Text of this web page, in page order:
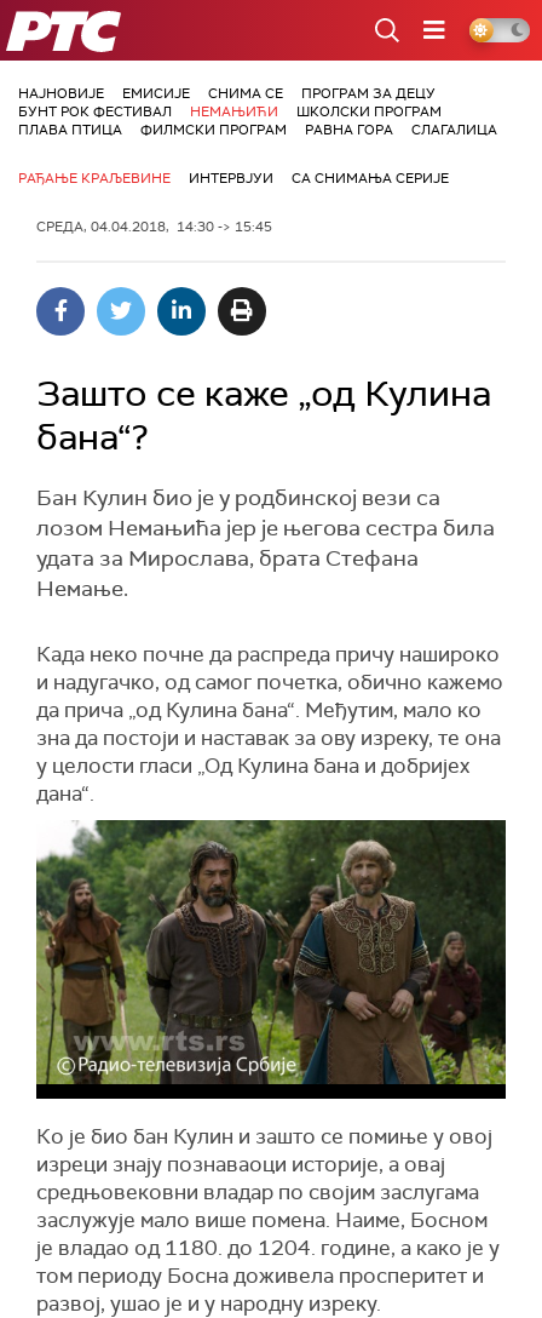
РТС
НАЈНОВИЈЕ ЕМИСИЈЕ СНИМА СЕ
ПРОГРАМ ЗА ДЕЦУ
БУНТ РОК ФЕСТИВАЛ
НЕМАЊИЋИ
ШКОЛСКИ ПРОГРАМ
ПЛАВА ПТИЦА
ФИЛМСКИ ПРОГРАМ РАВНА ГОРА СЛАГАЛИЦА
РАЂАЊЕ КРАЉЕВИНЕ ИНТЕРВЈУИ СА СНИМАЊА СЕРИЈЕ
СРЕДА, 04.04.2018, 14:30 -> 15:45
Зашто се каже „од Кулина
бана“?
Бан Кулин био је у родбинској вези са
лозом Немањића јер је његова сестра била
удата за Мирослава, брата Стефана
Немање.
Када неко почне да распреда причу нашироко
и надугачко, од самог почетка, обично кажемо
да прича „од Кулина бана“. Међутим, мало ко
зна да постоји и наставак за ову изреку, те она
у целости гласи „Од Кулина бана и добријех
дана“.
Ко је био бан Кулин и зашто се помиње у овој
изреци знају познаваоци историје, а овај
средњовековни владар по својим заслугама
заслужује мало више помена. Наиме, Босном
је владао од 1180. до 1204. године, а како је у
том периоду Босна доживела просперитет и
развој, ушао је и у народну изреку.